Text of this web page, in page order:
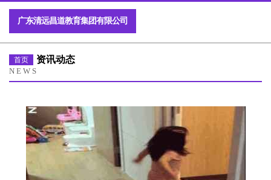
广东清远昌道教育集团有限公司
首页 资讯动态
NEWS